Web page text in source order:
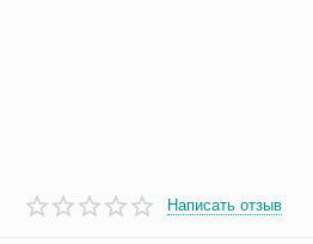
Написать отзыв